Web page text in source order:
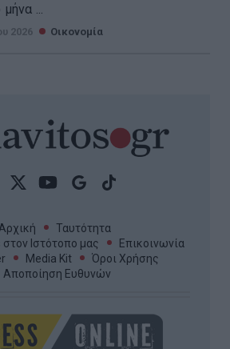
...
2026 Οικονομία
Αρχική
Ταυτότητα
Ιστότοπο μας
Επικοινωνία
Media Kit
Όροι Χρήσης
Αποποίηση Ευθυνών